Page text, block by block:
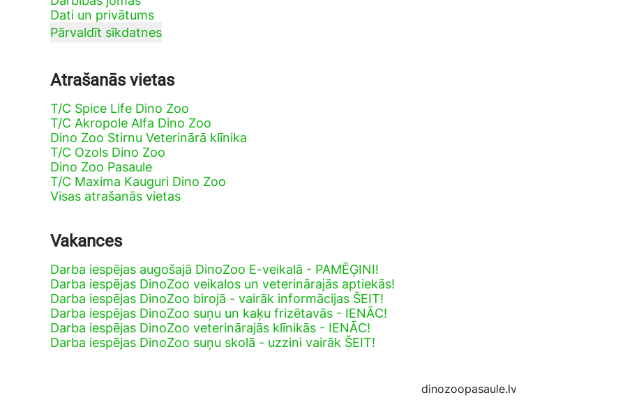
Dati un privātums
Pārvaldīt sīkdatnes
Atrašanās vietas
T/C Spice Life Dino Zoo
T/C Akropole Alfa Dino Zoo
Dino Zoo Stirnu Veterinārā klīnika
T/C Ozols Dino Zoo
Dino Zoo Pasaule
T/C Maxima Kauguri Dino Zoo
Visas atrašanās vietas
Vakances
Darba iespējas augošajā DinoZoo E-veikalā - PAMĒĢINI!
Darba iespējas DinoZoo veikalos un veterinārajās aptiekās!
Darba iespējas DinoZoo birojā - vairāk informācijas ŠEIT!
Darba iespējas DinoZoo suņu un kaķu frizētavās - IENĀC!
Darba iespējas DinoZoo veterinārajās klīnikās - IENĀC!
Darba iespējas DinoZoo suņu skolā - uzzini vairāk ŠEIT!
dinozoopasaule.lv